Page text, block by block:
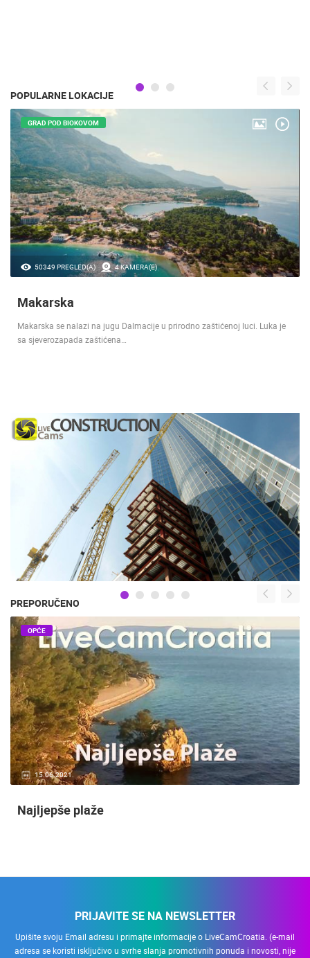
POPULARNE LOKACIJE
50349 PREGLED(A) 4 KAMERA(E)
GRAD POD BIOKOVOM
Makarska
Makarska se nalazi na jugu Dalmacije u prirodno zaštićenoj luci. Luka je
sa sjeverozapada zaštićena…
PREPORUČENO
15.06.2021.
OPĆE
Najljepše plaže
PRIJAVITE SE NA NEWSLETTER
Upišite svoju Email adresu i primajte informacije o LiveCamCroatia. (e-mail
adresa se koristi isključivo u svrhe slanja promotivnih ponuda i novosti, nije